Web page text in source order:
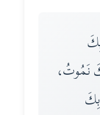
نَمُوتُ،
بِكَ